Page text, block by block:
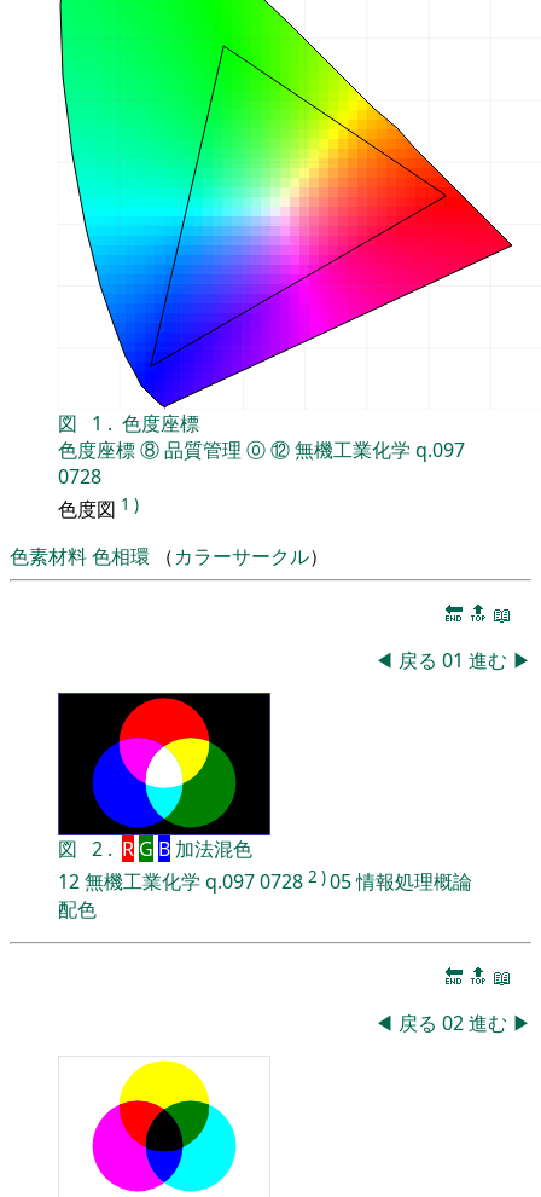
図 1 . 色度座標
色度座標⑧品質管理 ⓪⑫無機工業化学 q.097
0728
色度図 1 )
色素材料色相環 （カラーサークル）
🔚 🔝 📖
◀ 戻る 01 進む ▶
図 2 . R G B加法混色
12無機工業化学 q.0970728 2 )05情報処理概論
配色
🔚 🔝 📖
◀ 戻る 02進む ▶